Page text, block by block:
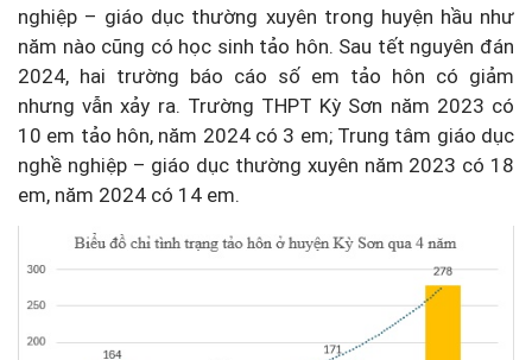
nghiệp – giáo dục thường xuyên trong huyện hầu như
năm nào cũng có học sinh tảo hôn. Sau tết nguyên đán
2024, hai trường báo cáo số em tảo hôn có giảm
nhưng vẫn xảy ra. Trường THPT Kỳ Sơn năm 2023 có
10 em tảo hôn, năm 2024 có 3 em; Trung tâm giáo dục
nghề nghiệp – giáo dục thường xuyên năm 2023 có 18
em, năm 2024 có 14 em.